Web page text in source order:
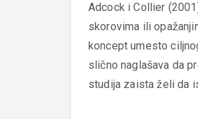
Adcock i Collier
skorovima ili
koncept umesto
slično naglašava da
studija zaista želi da